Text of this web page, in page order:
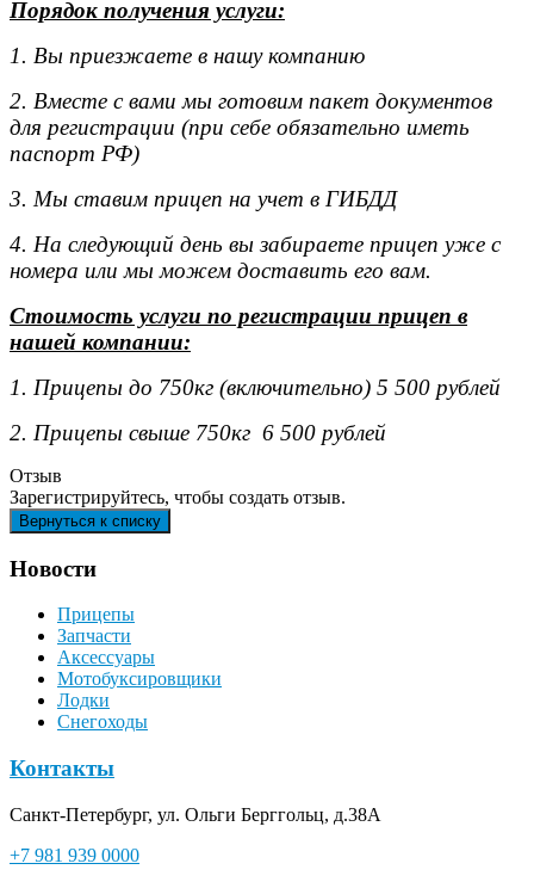
Порядок получения услуги:
1. Вы приезжаете в нашу компанию
2. Вместе с вами мы готовим пакет документов
для регистрации (при себе обязательно иметь
паспорт РФ)
3. Мы ставим прицеп на учет в ГИБДД
4. На следующий день вы забираете прицеп уже с
номера или мы можем доставить его вам.
Стоимость услуги по регистрации прицеп в
нашей компании:
1. Прицепы до 750кг (включительно) 5 500 рублей
2. Прицепы свыше 750кг 6 500 рублей
Отзыв
Зарегистрируйтесь, чтобы создать отзыв.
Новости
Прицепы
Запчасти
Аксессуары
Мотобуксировщики
Лодки
Снегоходы
Контакты
Санкт-Петербург, ул. Ольги Берггольц, д.38А
+7 981 939 0000